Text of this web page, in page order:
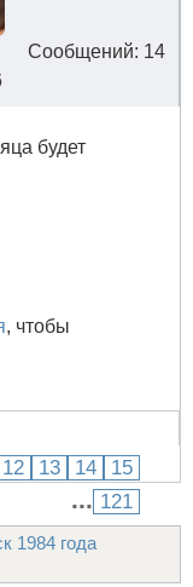
Сообщений: 14
будет
, чтобы
12 13 14 15
... 121
1984 года